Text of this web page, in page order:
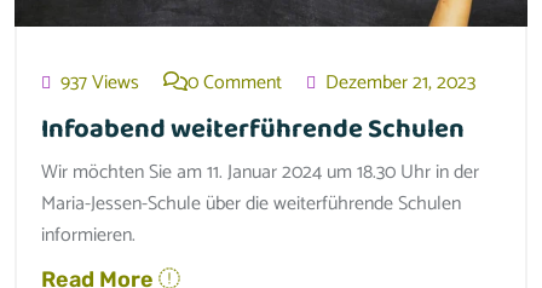
937 Views 0 Comment Dezember 21, 2023
Infoabend weiterführende Schulen
Wir möchten Sie am 11. Januar 2024 um 18.30 Uhr in der
Maria-Jessen-Schule über die weiterführende Schulen
informieren.
Read More